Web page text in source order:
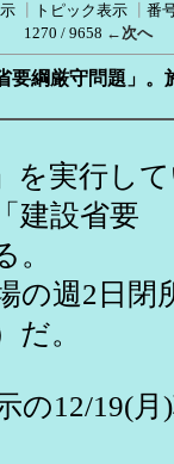
トピック表示
番
1270 / 9658 ←次へ
要綱厳守問題」
実行し
建設省要
。
週2日閉
だ。
12/19(月